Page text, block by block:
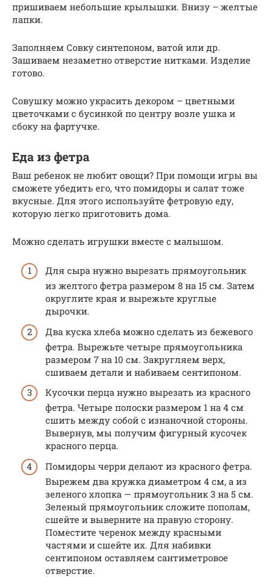
пришиваем небольшие крылышки. Внизу – желтые
лапки.
Заполняем Совку синтепоном, ватой или др.
Зашиваем незаметно отверстие нитками. Изделие
готово.
Совушку можно украсить декором – цветными
цветочками с бусинкой по центру возле ушка и
сбоку на фартучке.
Еда из фетра
Ваш ребенок не любит овощи? При помощи игры вы
сможете убедить его, что помидоры и салат тоже
вкусные. Для этого используйте фетровую еду,
которую легко приготовить дома.
Можно сделать игрушки вместе с малышом.
Для сыра нужно вырезать прямоугольник
из желтого фетра размером 8 на 15 см. Затем
округлите края и вырежьте круглые
дырочки.
Два куска хлеба можно сделать из бежевого
фетра. Вырежьте четыре прямоугольника
размером 7 на 10 см. Закругляем верх,
сшиваем детали и набиваем сентипоном.
Кусочки перца нужно вырезать из красного
фетра. Четыре полоски размером 1 на 4 см
сшить между собой с изнаночной стороны.
Вывернув, мы получим фигурный кусочек
красного перца.
Помидоры черри делают из красного фетра.
Вырежем два кружка диаметром 4 см, а из
зеленого хлопка — прямоугольник 3 на 5 см.
Зеленый прямоугольник сложите пополам,
сшейте и выверните на правую сторону.
Поместите черенок между красными
частями и сшейте их. Для набивки
сентипоном оставляем сантиметровое
отверстие.